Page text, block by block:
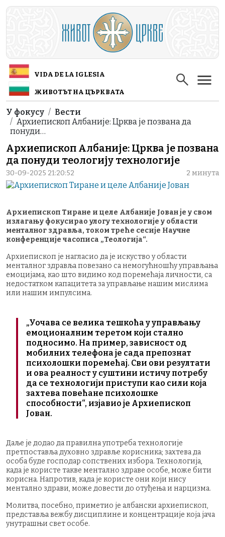
Skip to main content
VIDA DE LA IGLESIA
ЖИВОТЪТ НА ЦЪРКВАТА
Breadcrumb
У фокусу
Вести
Архиепископ Албаније: Црква је позвана да
понуди…
Архиепископ Албаније: Црква је позвана
да понуди теологију технологије
30-09-2025 21:20:52 2 минута
Архиепископ Тиране и целе Албаније Јован је у свом
излагању фокусирао улогу технологије у области
менталног здравља, током треће сесије Научне
конференције часописа „Теологија“.
Архиепископ је нагласио да је искуство у области
менталног здравља повезано са немогућношћу управљања
емоцијама, као што видимо код поремећаја личности, са
недостатком капацитета за управљање нашим мислима
или нашим импулсима.
„Уочава се велика тешкоћа у управљању
емоционалним теретом који стално
подносимо. На пример, зависност од
мобилних телефона је сада препознат
психолошки поремећај. Сви ови резултати
и ова реалност у суштини истичу потребу
да се технологији приступи као сили која
захтева повећане психолошке
способности“, изјавио је Архиепископ
Јован.
Даље је додао да правилна употреба технологије
претпоставља духовно здравље корисника; захтева да
особа буде господар сопствених избора. Технологија,
када је користе такве ментално здраве особе, може бити
корисна. Напротив, када је користе они који нису
ментално здрави, може довести до отуђења и нарцизма.
Молитва, посебно, приметио је албански архиепископ,
представља вежбу дисциплине и концентрације која јача
унутрашњи свет особе.